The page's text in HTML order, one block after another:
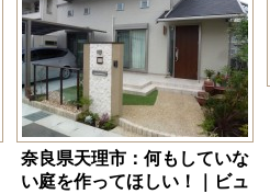
奈良県天理市：何もしていな
い庭を作ってほしい！｜ビュ